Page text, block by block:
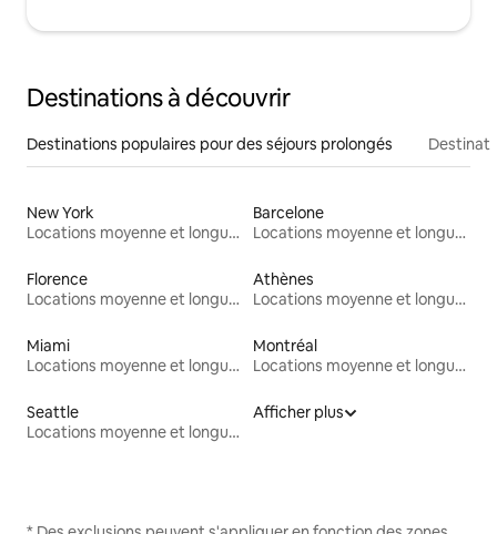
Destinations à découvrir
Destinations populaires pour des séjours prolongés
New York
Locations moyenne et longue durée
Barcelone
Locations moyenne et longue durée
Florence
Locations moyenne et longue durée
Athènes
Locations moyenne et longue durée
Miami
Locations moyenne et longue durée
Montréal
Locations moyenne et longue durée
Seattle
Locations moyenne et longue durée
Afficher plus